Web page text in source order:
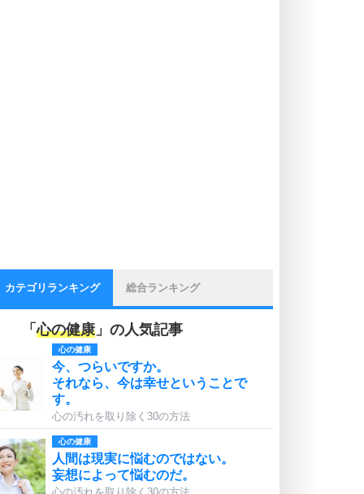
カテゴリランキング 総合ランキング
「心の健康」の人気記事
心の健康
今、つらいですか。
それなら、今は幸せということで
す。
心の汚れを取り除く30の方法
心の健康
人間は現実に悩むのではない。
妄想によって悩むのだ。